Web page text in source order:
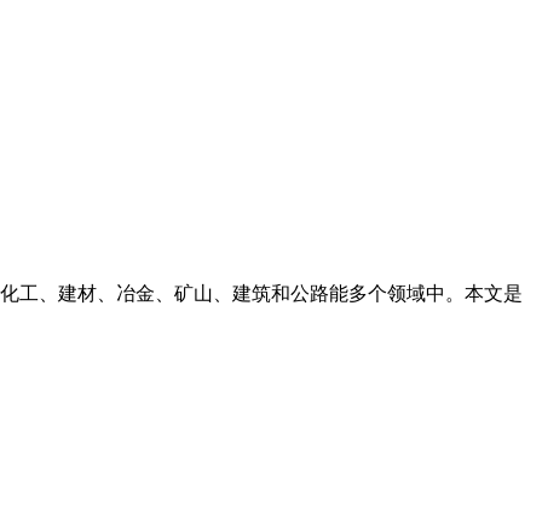
工、建材、冶金、矿山、建筑和公路能多个领域中。本文是